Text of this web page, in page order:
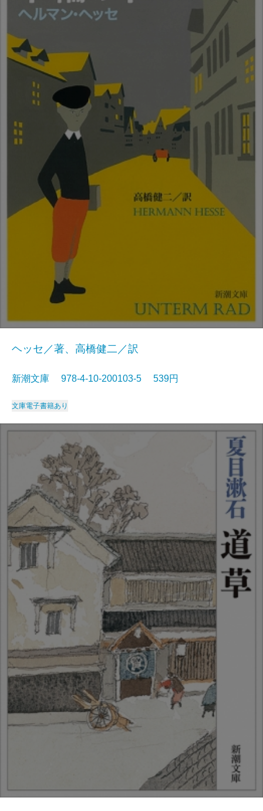
ヘッセ／著、高橋健二／訳
新潮文庫 978-4-10-200103-5 539円
文庫電子書籍あり